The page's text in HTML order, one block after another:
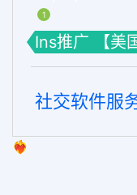
1
Ins推广 【美
社交软件服
❤️‍🔥